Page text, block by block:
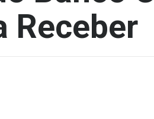
Receber